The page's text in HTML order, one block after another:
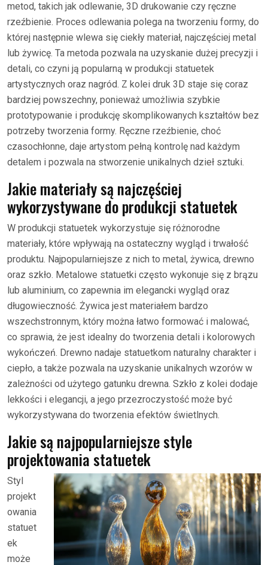
metod, takich jak odlewanie, 3D drukowanie czy ręczne
rzeźbienie. Proces odlewania polega na tworzeniu formy, do
której następnie wlewa się ciekły materiał, najczęściej metal
lub żywicę. Ta metoda pozwala na uzyskanie dużej precyzji i
detali, co czyni ją popularną w produkcji statuetek
artystycznych oraz nagród. Z kolei druk 3D staje się coraz
bardziej powszechny, ponieważ umożliwia szybkie
prototypowanie i produkcję skomplikowanych kształtów bez
potrzeby tworzenia formy. Ręczne rzeźbienie, choć
czasochłonne, daje artystom pełną kontrolę nad każdym
detalem i pozwala na stworzenie unikalnych dzieł sztuki.
Jakie materiały są najczęściej
wykorzystywane do produkcji statuetek
W produkcji statuetek wykorzystuje się różnorodne
materiały, które wpływają na ostateczny wygląd i trwałość
produktu. Najpopularniejsze z nich to metal, żywica, drewno
oraz szkło. Metalowe statuetki często wykonuje się z brązu
lub aluminium, co zapewnia im elegancki wygląd oraz
długowieczność. Żywica jest materiałem bardzo
wszechstronnym, który można łatwo formować i malować,
co sprawia, że jest idealny do tworzenia detali i kolorowych
wykończeń. Drewno nadaje statuetkom naturalny charakter i
ciepło, a także pozwala na uzyskanie unikalnych wzorów w
zależności od użytego gatunku drewna. Szkło z kolei dodaje
lekkości i elegancji, a jego przezroczystość może być
wykorzystywana do tworzenia efektów świetlnych.
Jakie są najpopularniejsze style
projektowania statuetek
Styl
projekt
owania
statuet
ek
może